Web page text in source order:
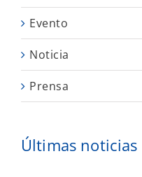
Evento
Noticia
Prensa
Últimas noticias